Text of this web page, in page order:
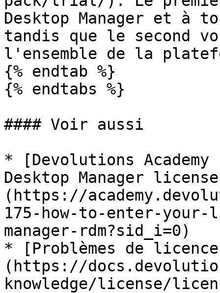
Desktop Manager et à
tandis que le second
l'ensemble de la
{% endtab %}
{% endtabs %}
#### Voir aussi
* [Devolutions
Desktop Manager
(https://
175-how-to-enter-
manager-rdm?sid_i=0)
* [Problèmes de
(https://
knowledge/license/